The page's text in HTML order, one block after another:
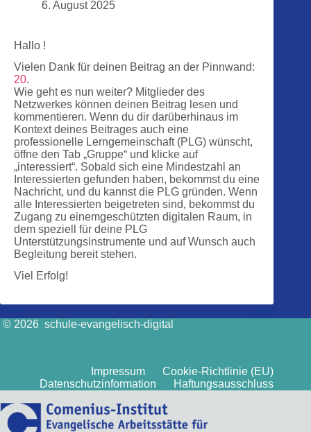
6. August 2025
Hallo !
Vielen Dank für deinen Beitrag an der Pinnwand:
20.
Wie geht es nun weiter? Mitglieder des
Netzwerkes können deinen Beitrag lesen und
kommentieren. Wenn du dir darüberhinaus im
Kontext deines Beitrages auch eine
professionelle Lerngemeinschaft (PLG) wünscht,
öffne den Tab „Gruppe“ und klicke auf
„interessiert“. Sobald sich eine Mindestzahl an
Interessierten gefunden haben, bekommst du eine
Nachricht, und du kannst die PLG gründen. Wenn
alle Interessierten beigetreten sind, bekommst du
Zugang zu einemgeschützten digitalen Raum, in
dem speziell für deine PLG
Unterstützungsinstrumente und auf Wunsch auch
Begleitung bereit stehen.
Viel Erfolg!
© 2026 schule-evangelisch-digital
Impressum
Cookie-Richtlinie (EU)
Datenschutzinformation
Haftungsausschluss